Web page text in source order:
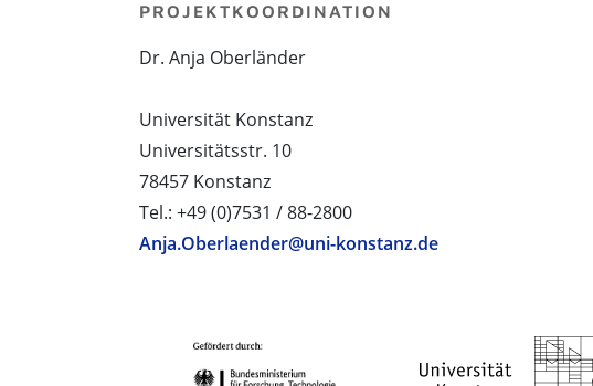
PROJEKTKOORDINATION
Dr. Anja Oberländer
Universität Konstanz
Universitätsstr. 10
78457 Konstanz
Tel.: +49 (0)7531 / 88-2800
Anja.Oberlaender@uni-konstanz.de